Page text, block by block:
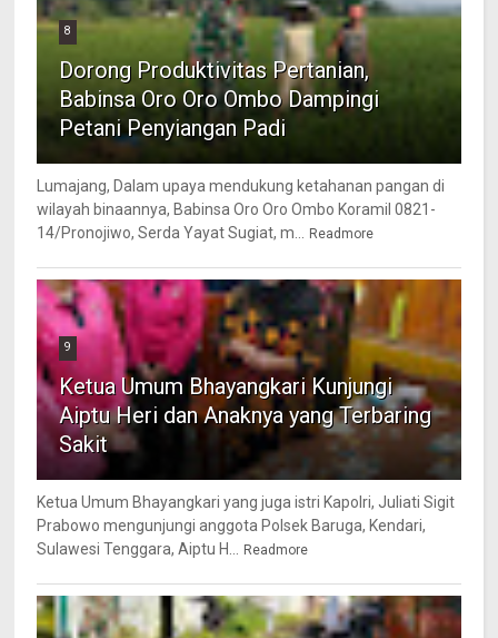
8
Dorong Produktivitas Pertanian,
Babinsa Oro Oro Ombo Dampingi
Petani Penyiangan Padi
Lumajang, Dalam upaya mendukung ketahanan pangan di
wilayah binaannya, Babinsa Oro Oro Ombo Koramil 0821-
14/Pronojiwo, Serda Yayat Sugiat, m...
Readmore
9
Ketua Umum Bhayangkari Kunjungi
Aiptu Heri dan Anaknya yang Terbaring
Sakit
Ketua Umum Bhayangkari yang juga istri Kapolri, Juliati Sigit
Prabowo mengunjungi anggota Polsek Baruga, Kendari,
Sulawesi Tenggara, Aiptu H...
Readmore